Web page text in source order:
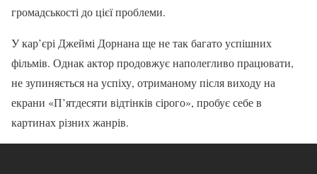
громадськості до цієї проблеми.
У кар’єрі Джеймі Дорнана ще не так багато успішних
фільмів. Однак актор продовжує наполегливо працювати,
не зупиняється на успіху, отриманому після виходу на
екрани «П’ятдесяти відтінків сірого», пробує себе в
картинах різних жанрів.